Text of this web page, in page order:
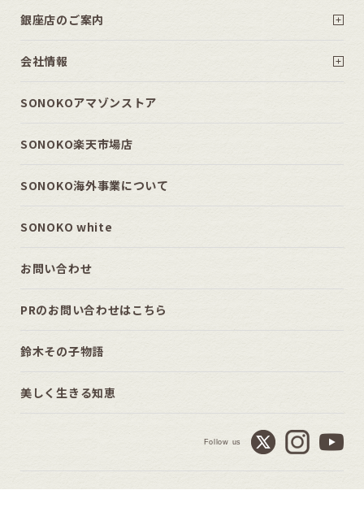
銀座店のご案内
会社情報
SONOKOアマゾンストア
SONOKO楽天市場店
SONOKO海外事業について
SONOKO white
お問い合わせ
PRのお問い合わせはこちら
鈴木その子物語
美しく生きる知恵
Follow us